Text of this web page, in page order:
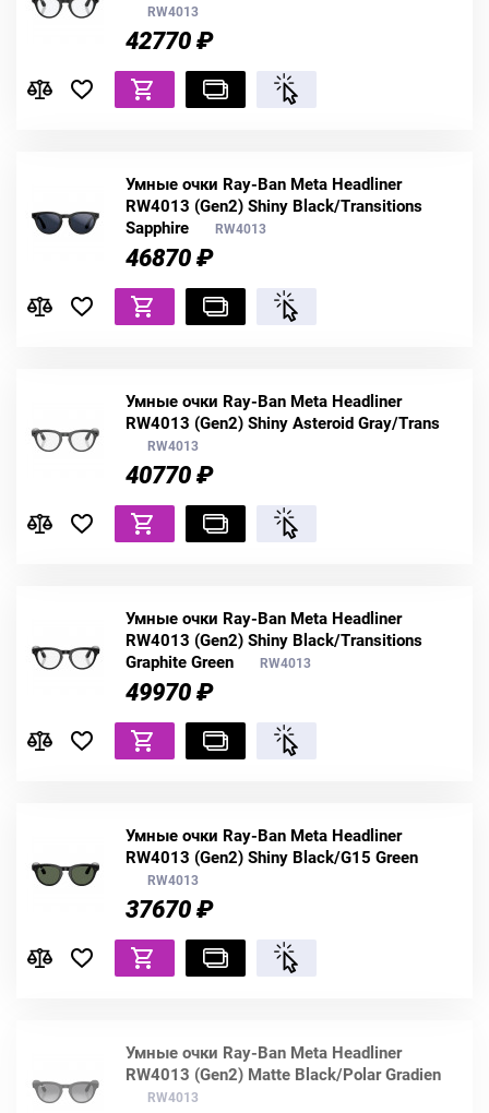
RW4013
42770 ₽
Умные очки Ray-Ban Meta Headliner
RW4013 (Gen2) Shiny Black/Transitions
Sapphire
RW4013
46870 ₽
Умные очки Ray-Ban Meta Headliner
RW4013 (Gen2) Shiny Asteroid Gray/Trans
RW4013
40770 ₽
Умные очки Ray-Ban Meta Headliner
RW4013 (Gen2) Shiny Black/Transitions
Graphite Green
RW4013
49970 ₽
Умные очки Ray-Ban Meta Headliner
RW4013 (Gen2) Shiny Black/G15 Green
RW4013
37670 ₽
Умные очки Ray-Ban Meta Headliner
RW4013 (Gen2) Matte Black/Polar Gradien
RW4013